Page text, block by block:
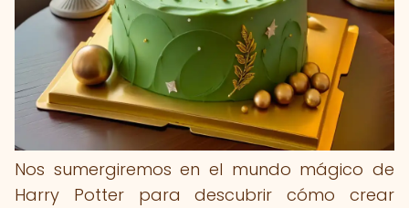
Nos sumergiremos en el mundo mágico de
Harry Potter para descubrir cómo crear